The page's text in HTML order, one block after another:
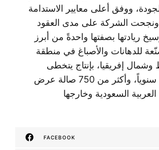
ووفق أعلى معايير الاستدامة
ونجحت الشركة على مدى العقود
ريادتها بصفتها واحدةً من أبرز
للدهانات والأصباغ في منطقة
إفريقيا، بإنتاج يتخطى
500,000 طن سنوياً، وأكثر من 750 صالة عرض
FACEBOOK